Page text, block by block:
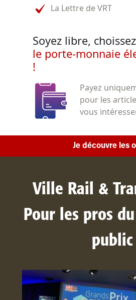
La Lettre de VRT
Soyez libre, choissez
le porte-monnaie
!
Payez
pour les
vous
Je découvre les
Ville Rail &
Pour les pros
public